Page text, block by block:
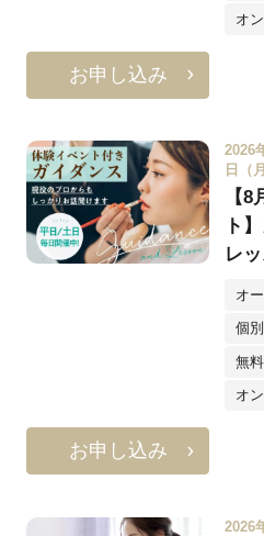
オ
お申し込み
2026
日（
【
ト
レ
オ
個
無料
オ
お申し込み
2026